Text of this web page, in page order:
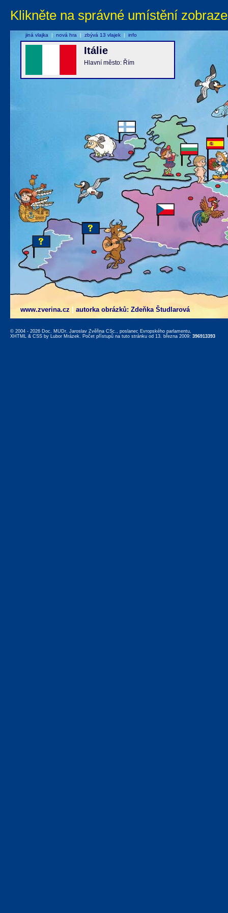
Klikněte na správné umístění
www.zverina.cz autorka obrázků: Zdeňka Študlarová
Itálie
Hlavní město: Řím
jiná vlajka | nová hra | zbývá 13 vlajek | info
© 2004 - 2026 Doc. MUDr. Jaroslav Zvěřina CSc., poslanec Evropského parlamentu,
XHTML & CSS by Lubor Mrázek. Počet přístupů na tuto stránku od 13. března 2009: 396913393